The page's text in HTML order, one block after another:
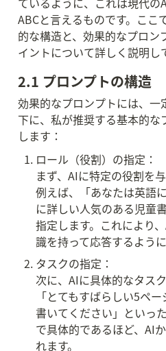
ABCと言えるものです。ここ
的な構造と、効果的なプロン
イントについて詳しく説明し
2.1 プロンプトの構造
効果的なプロンプトには、一
下に、私が推奨する基本的
します：
ロール（役割）の指定：
まず、AIに特定の役割を
例えば、「あなたは英語
に詳しい人気のある児童
指定します。これにより
識を持って応答するように
タスクの指定：
次に、AIに具体的なタス
「とてもすばらしい5ペ
書いてください」といっ
で具体的であるほど、AI
れます。